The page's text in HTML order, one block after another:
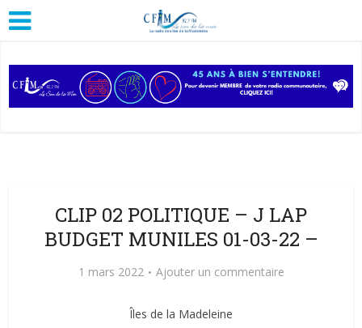
CLIP 02 POLITIQUE – J LAP
BUDGET MUNILES 01-03-22 –
1 mars 2022 Ajouter un commentaire
Îles de la Madeleine